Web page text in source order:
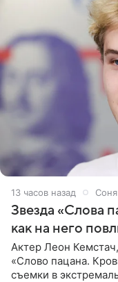
13 часов назад
Звезда «Слова
как на него
Актер Леон
«Слово пацана.
съемки в